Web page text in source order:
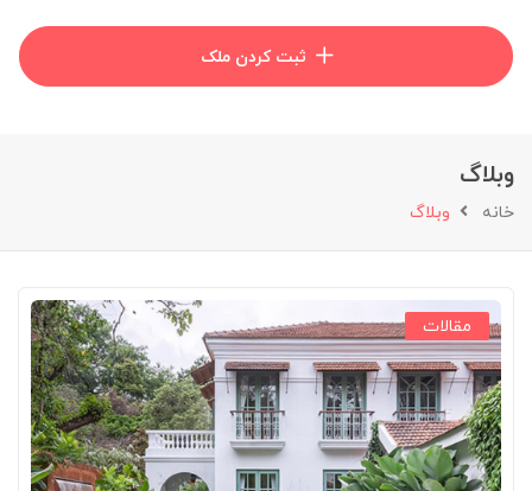
وبلاگ
ثبت کردن ملک
وبلاگ
خانه وبلاگ
مقالات